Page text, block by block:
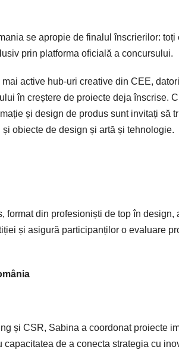
se apropie de finalul înscrierilor:
prin platforma oficială a concursului.
active hub-uri creative din CEE,
în creștere de proiecte deja înscrise.
și design de produs sunt invitați să
obiecte de design și artă și tehnologie.
din profesioniști de top în design,
și asigură participanților o evaluare
și CSR, Sabina a coordonat proiecte
de a conecta strategia cu